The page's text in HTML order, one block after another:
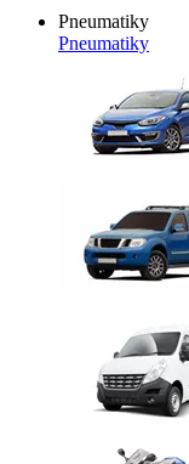
Pneumatiky
Pneumatiky